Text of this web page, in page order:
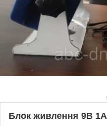
Блок живлення 9В 1А